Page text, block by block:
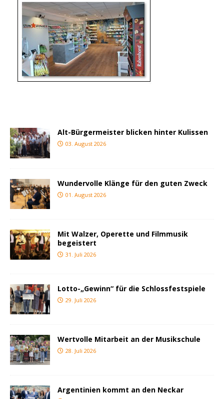
Alt-Bürgermeister blicken hinter Kulissen
03. August 2026
Wundervolle Klänge für den guten Zweck
01. August 2026
Mit Walzer, Operette und Filmmusik
begeistert
31. Juli 2026
Lotto-„Gewinn“ für die Schlossfestspiele
29. Juli 2026
Wertvolle Mitarbeit an der Musikschule
28. Juli 2026
Argentinien kommt an den Neckar